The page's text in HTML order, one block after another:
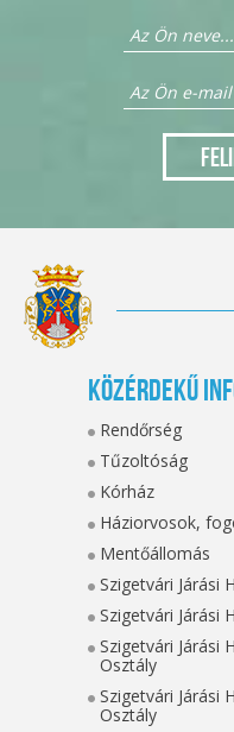
Közérdekű
Rendőrség
Tűzoltóság
Kórház
Háziorvosok,
Mentőállomás
Szigetvári Járási
Szigetvári Járási
Szigetvári Járási
Osztály
Szigetvári Járási
Osztály